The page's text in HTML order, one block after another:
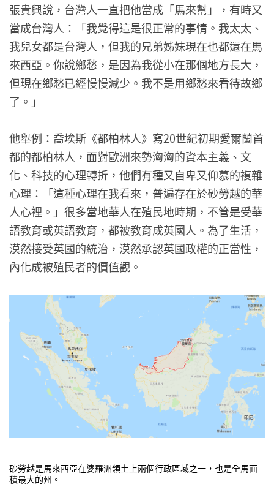
張貴興說，台灣人一直把他當成「馬來幫」，有時又
當成台灣人：「我覺得這是很正常的事情。我太太、
我兒女都是台灣人，但我的兄弟姊妹現在也都還在馬
來西亞。你說鄉愁，是因為我從小在那個地方長大，
但現在鄉愁已經慢慢減少。我不是用鄉愁來看待故鄉
了。」
他舉例：喬埃斯《都柏林人》寫20世紀初期愛爾蘭首
都的都柏林人，面對歐洲來勢洶洶的資本主義、文
化、科技的心理轉折，他們有種又自卑又仰慕的複雜
心理：「這種心理在我看來，普遍存在於砂勞越的華
人心裡。」很多當地華人在殖民地時期，不管是受華
語教育或英語教育，都被教育成英國人。為了生活，
漠然接受英國的統治，漠然承認英國政權的正當性，
內化成被殖民者的價值觀。
砂勞越是馬來西亞在婆羅洲領土上兩個行政區域之一，也是全馬面
積最大的州。